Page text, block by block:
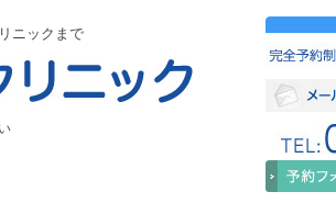
ニックまで